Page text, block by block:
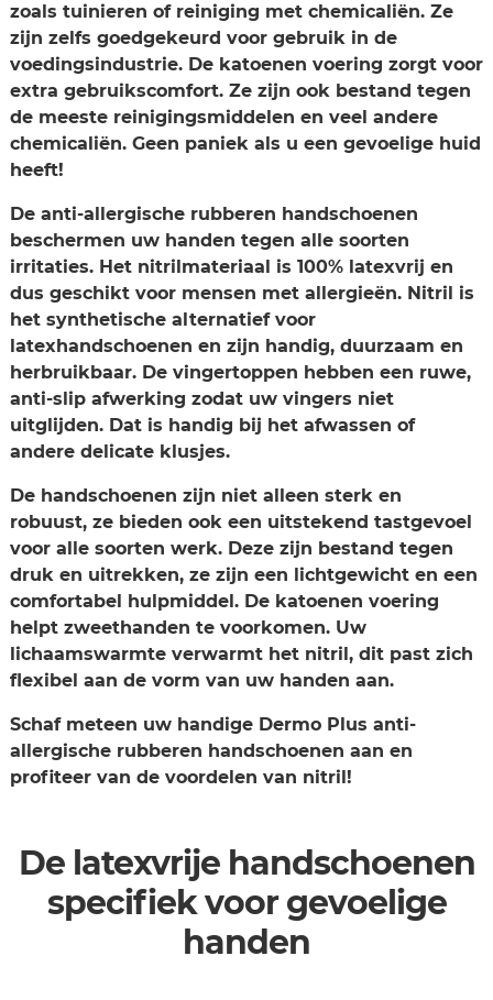
zoals tuinieren of reiniging met chemicaliën. Ze
zijn zelfs goedgekeurd voor gebruik in de
voedingsindustrie. De katoenen voering zorgt voor
extra gebruikscomfort. Ze zijn ook bestand tegen
de meeste reinigingsmiddelen en veel andere
chemicaliën. Geen paniek als u een gevoelige huid
heeft!
De anti-allergische rubberen handschoenen
beschermen uw handen tegen alle soorten
irritaties. Het nitrilmateriaal is 100% latexvrij en
dus geschikt voor mensen met allergieën. Nitril is
het synthetische alternatief voor
latexhandschoenen en zijn handig, duurzaam en
herbruikbaar. De vingertoppen hebben een ruwe,
anti-slip afwerking zodat uw vingers niet
uitglijden. Dat is handig bij het afwassen of
andere delicate klusjes.
De handschoenen zijn niet alleen sterk en
robuust, ze bieden ook een uitstekend tastgevoel
voor alle soorten werk. Deze zijn bestand tegen
druk en uitrekken, ze zijn een lichtgewicht en een
comfortabel hulpmiddel. De katoenen voering
helpt zweethanden te voorkomen. Uw
lichaamswarmte verwarmt het nitril, dit past zich
flexibel aan de vorm van uw handen aan.
Schaf meteen uw handige Dermo Plus anti-
allergische rubberen handschoenen aan en
profiteer van de voordelen van nitril!
De latexvrije handschoenen
specifiek voor gevoelige
handen